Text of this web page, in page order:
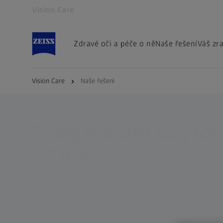
Zdravé oči a péče o něNaše řešeníVáš
Vision Care Naše řešení